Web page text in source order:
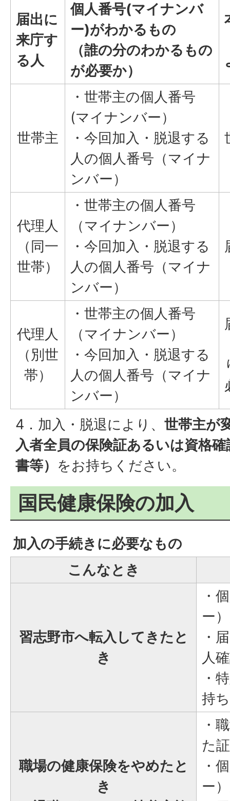
届出に
来庁す
る人
個人番号(マイナンバ
ー)がわかるもの
（誰の分のわかるもの
が必要か）
世帯主
・世帯主の個人番号
(マイナンバー）
・今回加入・脱退する
人の個人番号（マイナ
ンバー）
代理人
（同一
世帯）
・世帯主の個人番号
（マイナンバー）
・今回加入・脱退する
人の個人番号（マイナ
ンバー）
代理人
（別世
帯）
・世帯主の個人番号
（マイナンバー）
・今回加入・脱退する
人の個人番号（マイナ
ンバー）
4．加入・脱退により、 世帯主が
入者全員の保険証あるいは資格
書等） をお持ちください。
国民健康保険の加入
加入の手続きに必要なもの
こんなとき
習志野市へ転入してきたと
き
・
ー
・
人
・
持
職場の健康保険をやめたと
き
・
た
・
ー